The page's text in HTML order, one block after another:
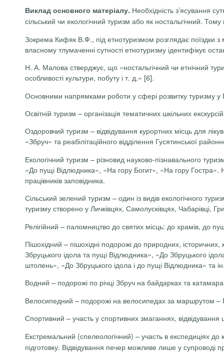
Виклад основного матеріалу. Необхідність з’ясування
сільський чи екологічний туризм або як ностальгічний.
Зокрема Кифяк В.Ф., під етнотуризмом розглядає поїздки
власному тлумаченні сутності етнотуризму ідентифікує
Н. А. Малова стверджує, що «ностальгічний чи етнічний
особливості культури, побуту і т. д.» [6].
Основними напрямками роботи у сфері розвитку туризму у
Освітній туризм – організація тематичних шкільних
Оздоровчий туризм – відвідування курортних місць для
«Збруч» та реабілітаційного відділення Гусятинської
Екологічний туризм – різновид науково-пізнавального
«До пущі Відлюдника», «На гору Богит», «На гору Гостра».
працівників заповідника.
Сільський зелений туризм – один із видів екологічного
туризму створено у Личківцях, Самолусківцях, Чабарівці,
Релігійний – паломництво до святих місць: до храмів, до
Пішохідний – пішохідні подорожі до природних,
Збруцького ідола та пущі Відлюдника», «До Збруцького
штолень», «До Збруцького ідола і до пущі Відлюдника» та
Водний – подорожі по річці Збруч на байдарках та
Велосипедний – подорожі на велосипедах за маршрутом –
Спортивний – участь у спортивних змаганнях, відвідування
Екстремальний (спелеологічний) – участь в експедиціях
підготовку. Відвідування печер можливе лише у супроводі